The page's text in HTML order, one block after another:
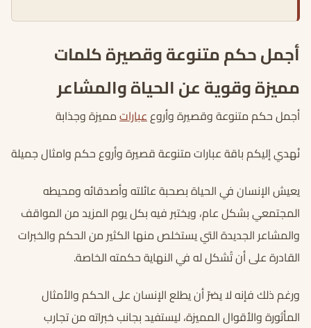
أجمل حكم متنوعة وقصيرة كلمات
مميزة وقوية عن الحياة والمشاعر
أجمل حكم متنوعة وقصيرة وأروععباراتمميزة وجذابة
نُهدي إليكم باقة عبارات متنوعة قصيرة وأروع حكم وامثال جميلة
يعيش الإنسان في الحياة بصحبة عائلته وأصدقائه ومحيطه
المجتمعي بشكل عام، ويختبر فيه بكل يوم المزيد من المواقف
والمشاعر الجديدة التي يستخلص منها الكثير من الحكم والخبرات
القادرة على أن تُشكل له في النهاية حكمته الخاصة.
ورغم ذلك فإنه لا يضرّ أن يطلع الإنسان على الحكم والأمثال
المأثورة والأقوال المميزة، ليستفيد بجانب خبراته من تجارب